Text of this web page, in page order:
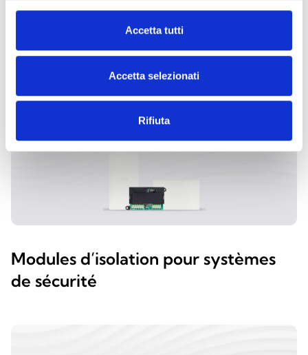
Accetta tutti
Accetta selezionati
Rifiuta
DÉCOUVREZ LES AUTRES
CATÉGORIES
Modules d’isolation pour systèmes
de sécurité